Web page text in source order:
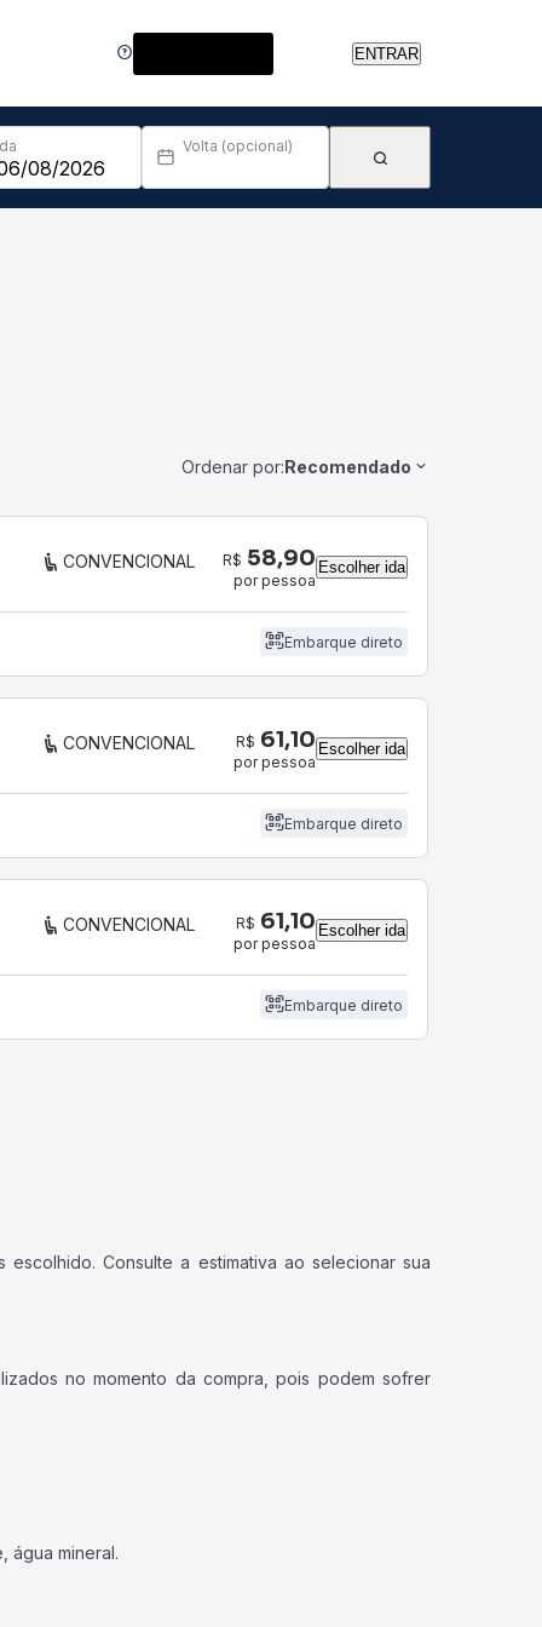
ENTRAR
Volta (opcional)
Ordenar por:Recomendado
CONVENCIONAL R$ 58,90
por pessoa
Escolher ida
Embarque direto
CONVENCIONAL R$ 61,10
por pessoa
Escolher ida
Embarque direto
CONVENCIONAL R$ 61,10
por pessoa
Escolher ida
Embarque direto
Consulte a estimativa ao selecionar sua
no momento da compra, pois podem sofrer
água mineral.